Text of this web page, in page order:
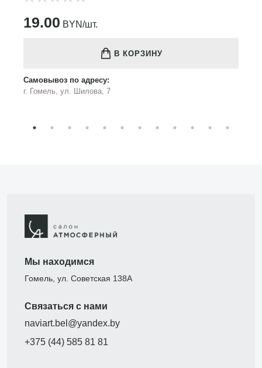
19.00 BYN/шт.
В КОРЗИНУ
Самовывоз по адресу:
г. Гомель, ул. Шилова, 7
Мы находимся
Гомель, ул. Советская 138А
Связаться с нами
naviart.bel@yandex.by
+375 (44) 585 81 81